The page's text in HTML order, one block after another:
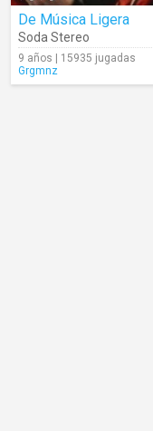
De Música Ligera
Soda Stereo
9 años | 15935 jugadas
Grgmnz